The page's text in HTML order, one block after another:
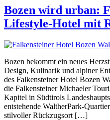
Bozen wird urban:
Lifestyle-Hotel mit
Bozen bekommt ein neues
Design, Kulinarik und alpiner
des Falkensteiner Hotel Bozen
die Falkensteiner Michaeler
Kapitel in Südtirols
entstehende WaltherPark-
stilvoller Rückzugsort […]